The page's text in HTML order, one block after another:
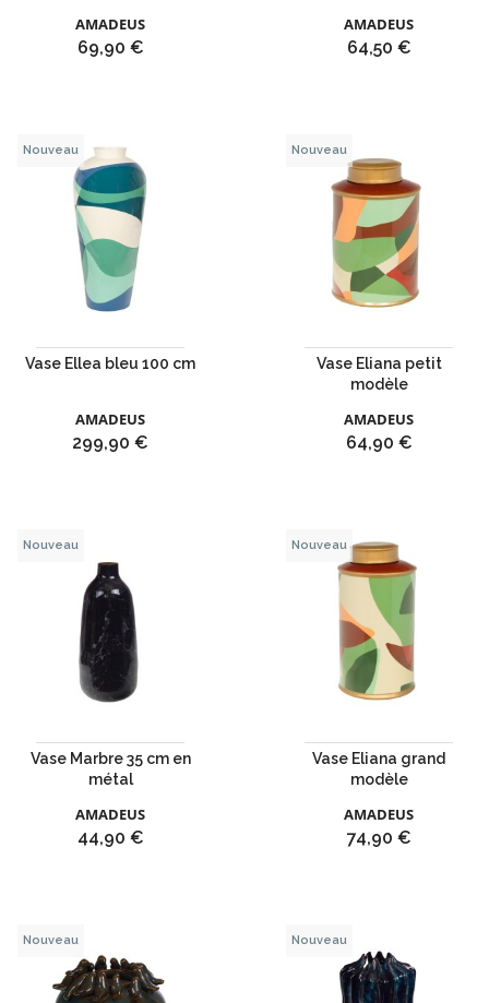
AMADEUS
Prix
69,90 €
AMADEUS
Prix
64,50 €
Vase Ellea bleu 100 cm
AMADEUS
Prix
299,90 €
Nouveau
Vase Eliana petit
modèle
AMADEUS
Prix
64,90 €
Nouveau
Vase Marbre 35 cm en
métal
AMADEUS
Prix
44,90 €
Nouveau
Vase Eliana grand
modèle
AMADEUS
Prix
74,90 €
Nouveau
Nouveau Nouveau